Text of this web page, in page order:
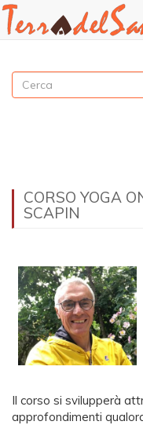
contenuto
principale
Cerca
CORSO YOGA
SCAPIN
Il corso si svilupperà
approfondimenti